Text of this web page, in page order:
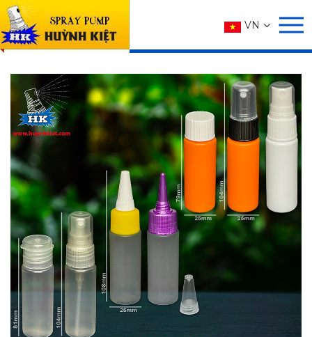
VN
SẢN PHẨM
Trang chủ SẢN PHẨM